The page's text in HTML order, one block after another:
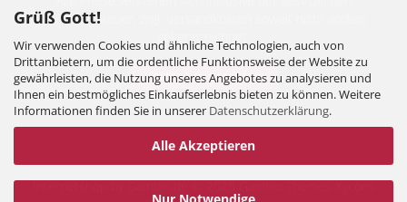
Grüß Gott!
Wir verwenden Cookies und ähnliche Technologien, auch von
Drittanbietern, um die ordentliche Funktionsweise der Website zu
gewährleisten, die Nutzung unseres Angebotes zu analysieren und
Ihnen ein bestmögliches Einkaufserlebnis bieten zu können. Weitere
Informationen finden Sie in unserer Datenschutzerklärung.
Alle Akzeptieren
Mehrwertsteuer, zzgl.
gekennzeichnet.
Vertrag widerrufen
Internetshopby Gambio.de © 2025 Gambio ThemesXycons